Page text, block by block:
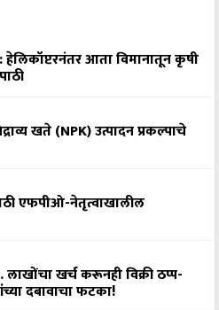
आता विमानातून कृषी
खते (NPK) उत्पादन प्रकल्पाचे
एफपीओ-नेतृत्वाखालील
खर्च करूनही विक्री ठप्प-
दबावाचा फटका!